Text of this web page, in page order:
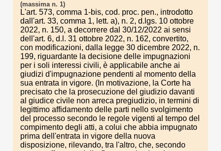
(massima n. 1)
L'art. 573, comma 1-bis, cod. proc. pen., introdotto
dall'art. 33, comma 1, lett. a), n. 2, d.lgs. 10 ottobre
2022, n. 150, a decorrere dal 30/12/2022 ai sensi
dell'art. 6, d.l. 31 ottobre 2022, n. 162, convertito,
con modificazioni, dalla legge 30 dicembre 2022, n.
199, riguardante la decisione delle impugnazioni
per i soli interessi civili, è applicabile anche ai
giudizi d'impugnazione pendenti al momento della
sua entrata in vigore. (In motivazione, la Corte ha
precisato che la prosecuzione del giudizio davanti
al giudice civile non arreca pregiudizio, in termini di
legittimo affidamento delle parti nello svolgimento
del processo secondo le regole vigenti al tempo del
compimento degli atti, a colui che abbia impugnato
prima dell'entrata in vigore della nuova
disposizione, rilevando, tra l'altro, che, secondo